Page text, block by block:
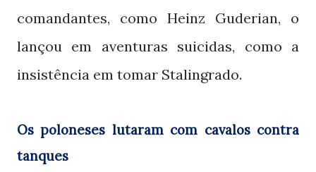
comandantes, como Heinz Guderian, o
lançou em aventuras suicidas, como a
insistência em tomar Stalingrado.
Os poloneses lutaram com cavalos contra
tanques